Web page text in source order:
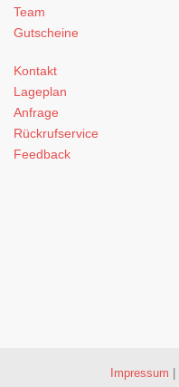
Team
Gutscheine
Kontakt
Lageplan
Anfrage
Rückrufservice
Feedback
Impressum |